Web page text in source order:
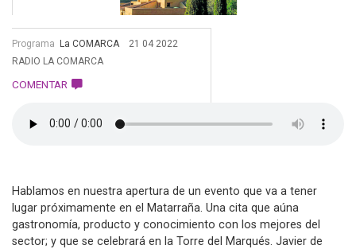
Programa La COMARCA 21 04 2022
COMENTAR
RADIO LA COMARCA
Hablamos en nuestra apertura de un evento que va a tener
lugar próximamente en el Matarraña. Una cita que aúna
gastronomía, producto y conocimiento con los mejores del
sector; y que se celebrará en la Torre del Marqués. Javier de